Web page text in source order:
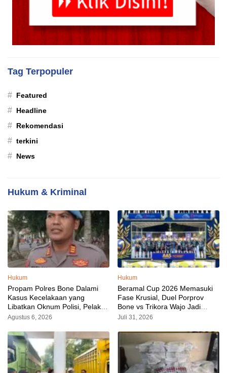
Tag Terpopuler
# Featured
# Headline
# Rekomendasi
# terkini
# News
Hukum & Kriminal
Hukum
Propam Polres Bone Dalami
Kasus Kecelakaan yang
Libatkan Oknum Polisi, Pelaku
Sudah Diamankan
Agustus 6, 2026
Hukum
Beramal Cup 2026 Memasuki
Fase Krusial, Duel Porprov
Bone vs Trikora Wajo Jadi
Sorotan Malam Ini
Juli 31, 2026